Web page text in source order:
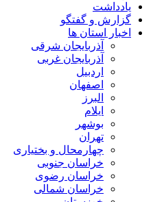
یادداشت
گزارش و گفتگو
اخبار استان ها
آذربایجان شرقی
آذربایجان غربی
اردبیل
اصفهان
البرز
ایلام
بوشهر
تهران
چهارمحال و بختیاری
خراسان جنوبی
خراسان رضوی
خراسان شمالی